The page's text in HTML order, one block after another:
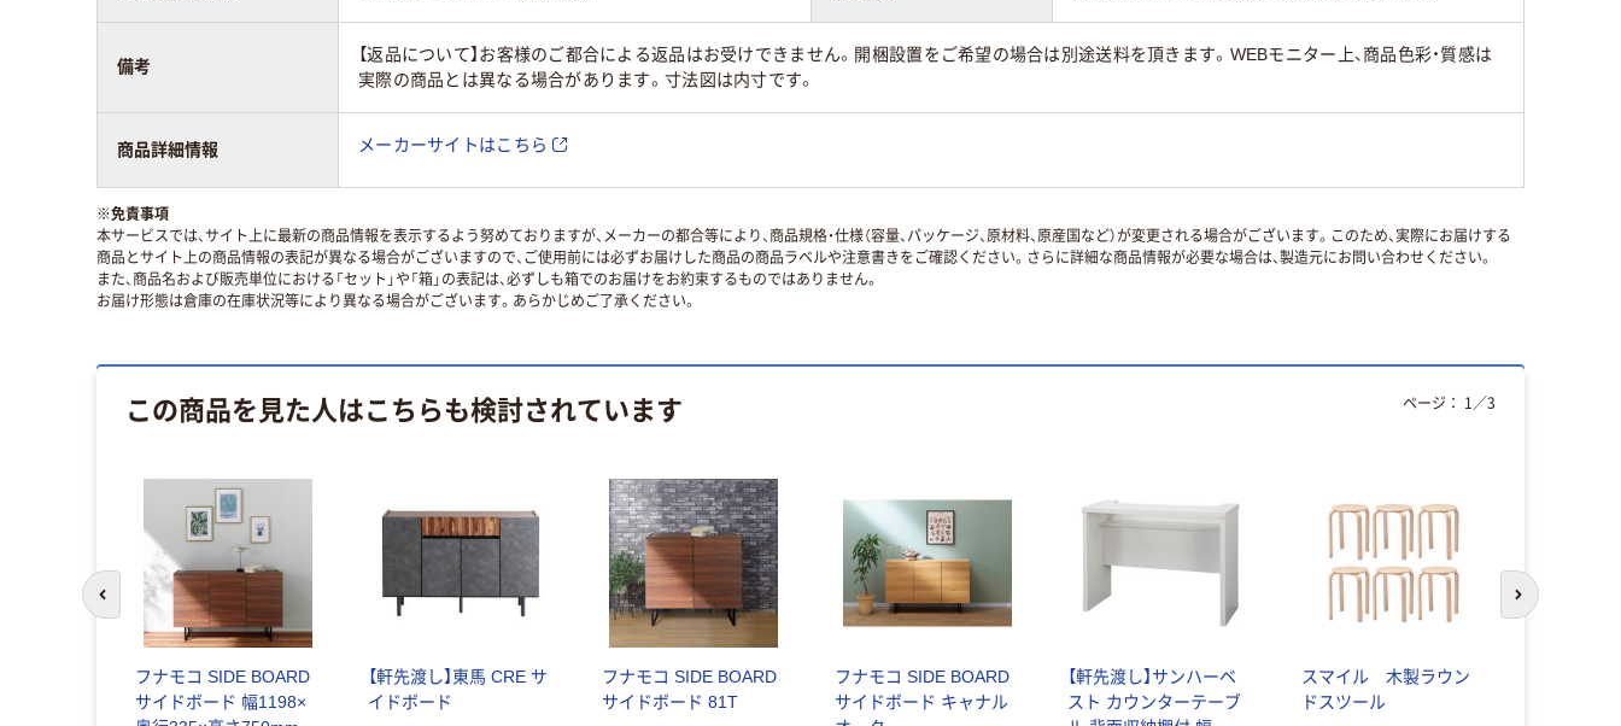
備考
【返品について】お客様のご都合による返品はお受けできません。開梱設置をご希望の場合は別途送料を頂きます。WEBモニター上、商品色彩・質感は
実際の商品とは異なる場合があります。寸法図は内寸です。
商品詳細情報 メーカーサイトはこちら
※免責事項
本サービスでは、サイト上に最新の商品情報を表示するよう努めておりますが、メーカーの都合等により、商品規格・仕様（容量、パッケージ、原材料、原産国など）が変更される場合がございます。このため、実際にお届けする
商品とサイト上の商品情報の表記が異なる場合がございますので、ご使用前には必ずお届けした商品の商品ラベルや注意書きをご確認ください。さらに詳細な商品情報が必要な場合は、製造元にお問い合わせください。
また、商品名および販売単位における「セット」や「箱」の表記は、必ずしも箱でのお届けをお約束するものではありません。
お届け形態は倉庫の在庫状況等により異なる場合がございます。あらかじめご了承ください。
この商品を見た人はこちらも検討されています
フナモコ SIDE BOARD
サイドボード 幅1198×
【軒先渡し】東馬 CRE サ
イドボード
フナモコ SIDE BOARD
サイドボード 81T
フナモコ SIDE BOARD
サイドボード キャナル
【軒先渡し】サンハーベ
スト カウンターテーブ
スマイル 木製ラウン
ドスツール
ページ： 1 ／3
前のスライドへ 次のスライド